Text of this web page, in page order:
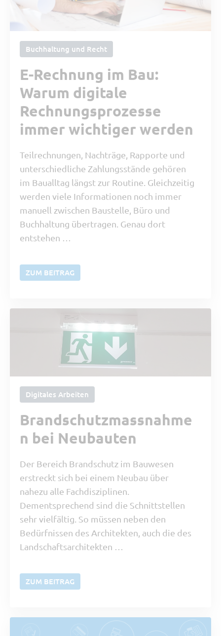
Buchhaltung und Recht
E-Rechnung im Bau:
Warum digitale
Rechnungsprozesse
immer wichtiger werden
Teilrechnungen, Nachträge, Rapporte und
unterschiedliche Zahlungsstände gehören
im Baualltag längst zur Routine. Gleichzeitig
werden viele Informationen noch immer
manuell zwischen Baustelle, Büro und
Buchhaltung übertragen. Genau dort
entstehen …
ZUM BEITRAG
Digitales Arbeiten
Brandschutzmassnahme
n bei Neubauten
Der Bereich Brandschutz im Bauwesen
erstreckt sich bei einem Neubau über
nahezu alle Fachdisziplinen.
Dementsprechend sind die Schnittstellen
sehr vielfältig. So müssen neben den
Bedürfnissen des Architekten, auch die des
Landschaftsarchitekten …
ZUM BEITRAG